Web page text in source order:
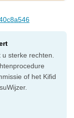
sterke rechten.
of het Kifid